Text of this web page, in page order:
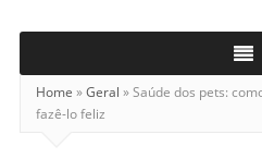
Notícias
Home »Geral »Saúde dos pets:
fazê-lo feliz